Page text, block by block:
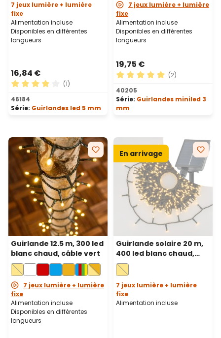
7 jeux lumière + lumière
fixe
Alimentation incluse
Disponibles en différentes
longueurs
16,84 €
Note moyenne de 4 sur 5 étoiles
(1)
46184
Série: Guirlandes led 5 mm
7 jeux lumière + lumière
fixe
Alimentation incluse
Disponibles en différentes
longueurs
19,75 €
Note moyenne de 5 sur 5
(2)
40205
Série: Guirlandes miniled 3
mm
Guirlande 12.5 m, 300 led
blanc chaud, câble vert
7 jeux lumière + lumière
fixe
Alimentation incluse
Disponibles en différentes
longueurs
En arrivage
Guirlande solaire 20 m,
400 led blanc chaud,
câble vert, Power Bank
avec recharge USB
7 jeux lumière + lumière
fixe
Alimentation incluse